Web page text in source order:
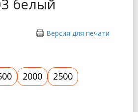
белый
Версия для печати
2000
2500